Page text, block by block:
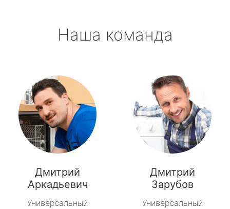
Наша команда
Дмитрий
Аркадьевич
Универсальный
Дмитрий
Зарубов
Универсальный